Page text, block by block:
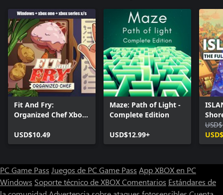
Fit And Fry:
Organized Chef Xbox
USD$10.49
Maze: Path of Light -
Complete Edition
USD$12.99+
PC Game Pass Juegos de PC Game Pass App XBOX en PC
Windows Soporte técnico de XBOXComentarios Estándares de